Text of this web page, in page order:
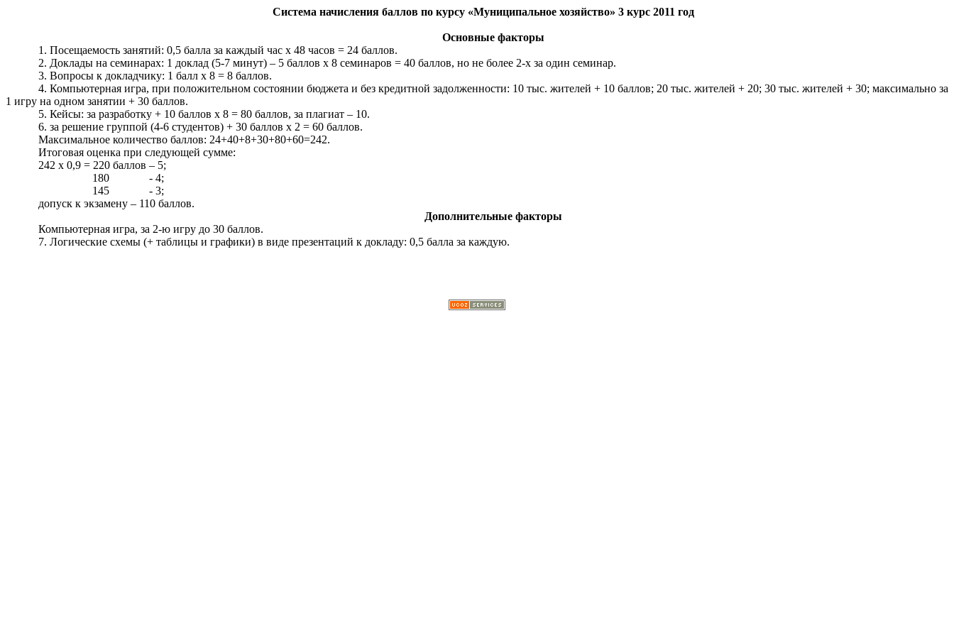
Система начисления баллов по курсу «Муниципальное хозяйство» 3 курс 2011 год
Основные факторы
1. Посещаемость занятий: 0,5 балла за каждый час х48 часов = 24 баллов.
2. Доклады на семинарах: 1 доклад (5-7 минут) – 5 баллов х8 семинаров = 40 баллов, но не более 2-х за один семинар.
3. Вопросы к докладчику: 1 балл х8 = 8 баллов.
4. Компьютерная игра, при положительном состоянии бюджета и без кредитной задолженности: 10 тыс. жителей + 10 баллов; 20 тыс. жителей + 20; 30 тыс. жителей + 30; максимально за
1 игру на одном занятии + 30 баллов.
5. Кейсы: за разработку + 10 баллов х8 = 80 баллов, за плагиат – 10.
6. за решение группой (4-6 студентов) + 30 баллов х2 = 60 баллов.
Максимальное количество баллов: 24+40+8+30+80+60=242.
Итоговая оценка при следующей сумме:
242 х0,9 = 220 баллов – 5;
180
- 4;
145
- 3;
допуск к экзамену – 110 баллов.
Дополнительные факторы
Компьютерная игра, за 2-ю игру до 30 баллов.
7. Логические схемы (+ таблицы и графики) в виде презентаций к докладу: 0,5 балла за каждую.